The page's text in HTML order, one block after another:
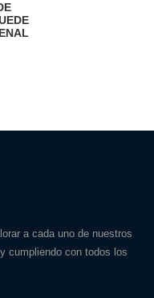
a cada uno de nuestros
cumpliendo con todos los